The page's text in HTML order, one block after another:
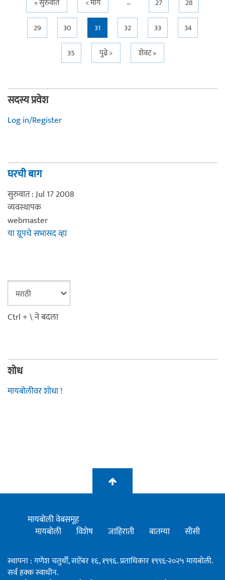
Pages« सुरुवात < मागे 27
28
29
30 31 32 33
34
35
पुढे > शेवट »
सदस्य प्रवेश
Log in/Register
घरची बाग
सुरुवात : Jul 17 2008
व्यवस्थापक
webmaster
या ग्रूपचे सभासद व्हा
Ctrl + \ ने बदला
शोध
मायबोलीवर शोधा !
मायबोली वेबसमूह
मायबोली
विशेष जाहिराती बातम्या सीसी
स्थापना : गणेश चतुर्थी, सप्टेंबर १६, १९९६. प्रताधिकार १९९६-२०२५ मायबोली.
सर्व हक्क स्वाधीन.